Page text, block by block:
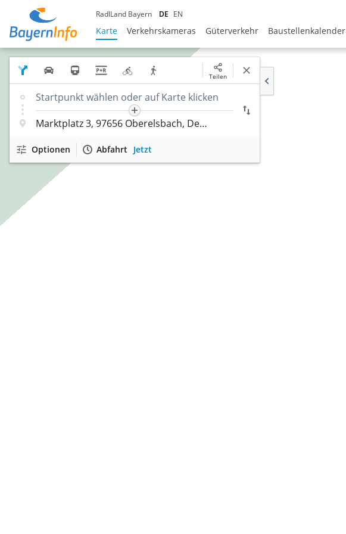
Karte Verkehrskameras Güterverkehr Baustellenkalender
RadlLand Bayern DE EN
Teilen
Optionen Abfahrt Jetzt